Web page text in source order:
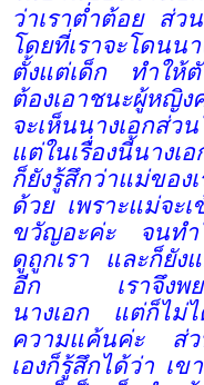
ว่าเราต่ำต้อย ส่ว
โดยที่เราจะโด
ตั้งแต่เด็ก ทำให้ตั
ต้องเอาชนะผู้หญิ
จะเห็นนางเอกส่ว
แต่ในเรื่องนี้นางเ
ก็ยังรู้สึกว่าแม่ของ
ด้วย เพราะแม่จะ
ขวัญอะค่ะ จนทำ
ดูถูกเรา และก็ยัง
อีก เราจึงพยาย
นางเอก แต่ก็ไม่
ความแค้นค่ะ ส่ว
เองก็รู้สึกได้ว่า เข